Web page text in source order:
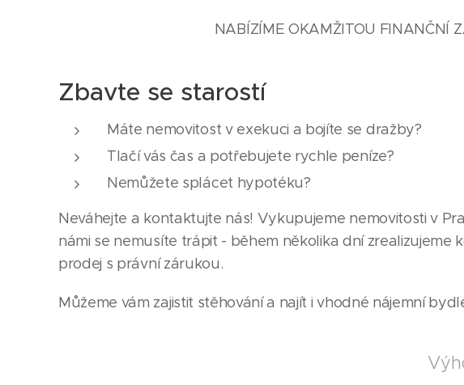
NABÍZÍME OKAMŽITOU FINANČNÍ
Zbavte se starostí
Máte nemovitost v exekuci a bojíte se dražby?
Tlačí vás čas a potřebujete rychle peníze?
Nemůžete splácet hypotéku?
Neváhejte a kontaktujte nás! Vykupujeme nemovitosti v
námi se nemusíte trápit - během několika dní zrealizujeme
prodej s právní zárukou.
Můžeme vám zajistit stěhování a najít i vhodné nájemní